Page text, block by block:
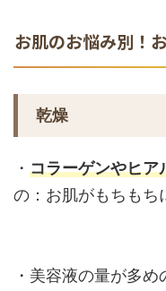
お肌のお悩み別！
乾燥
・ コラーゲンやヒア
の：お肌がもちもち
・美容液の量が多め